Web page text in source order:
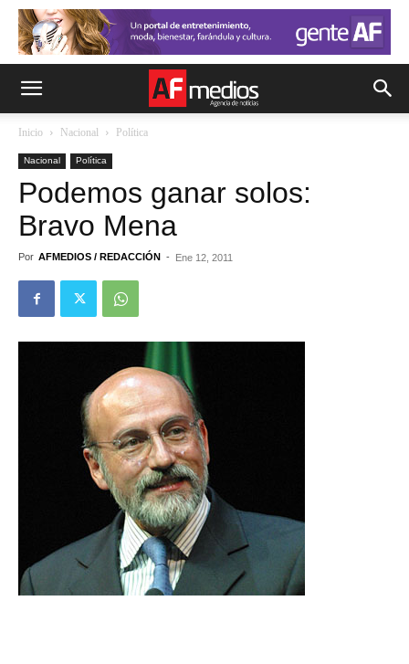
Inicio Nacional Política
Nacional Política
Podemos ganar solos:
Bravo Mena
Por AFMEDIOS / REDACCIÓN - Ene 12, 2011